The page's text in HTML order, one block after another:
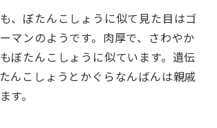
、ぼたんこしょうに似て見た目はゴ
マンのようです。肉厚で、さわやか
ぼたんこしょうに似ています。遺伝
んこしょうとかぐらなんばんは親戚
す。